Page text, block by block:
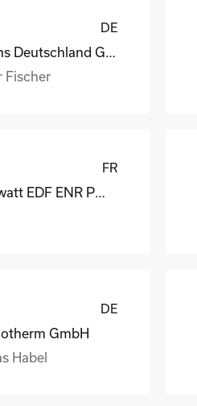
DE
Fischer
FR
Photowatt EDF ENR PWT
DE
GmbH
Habel